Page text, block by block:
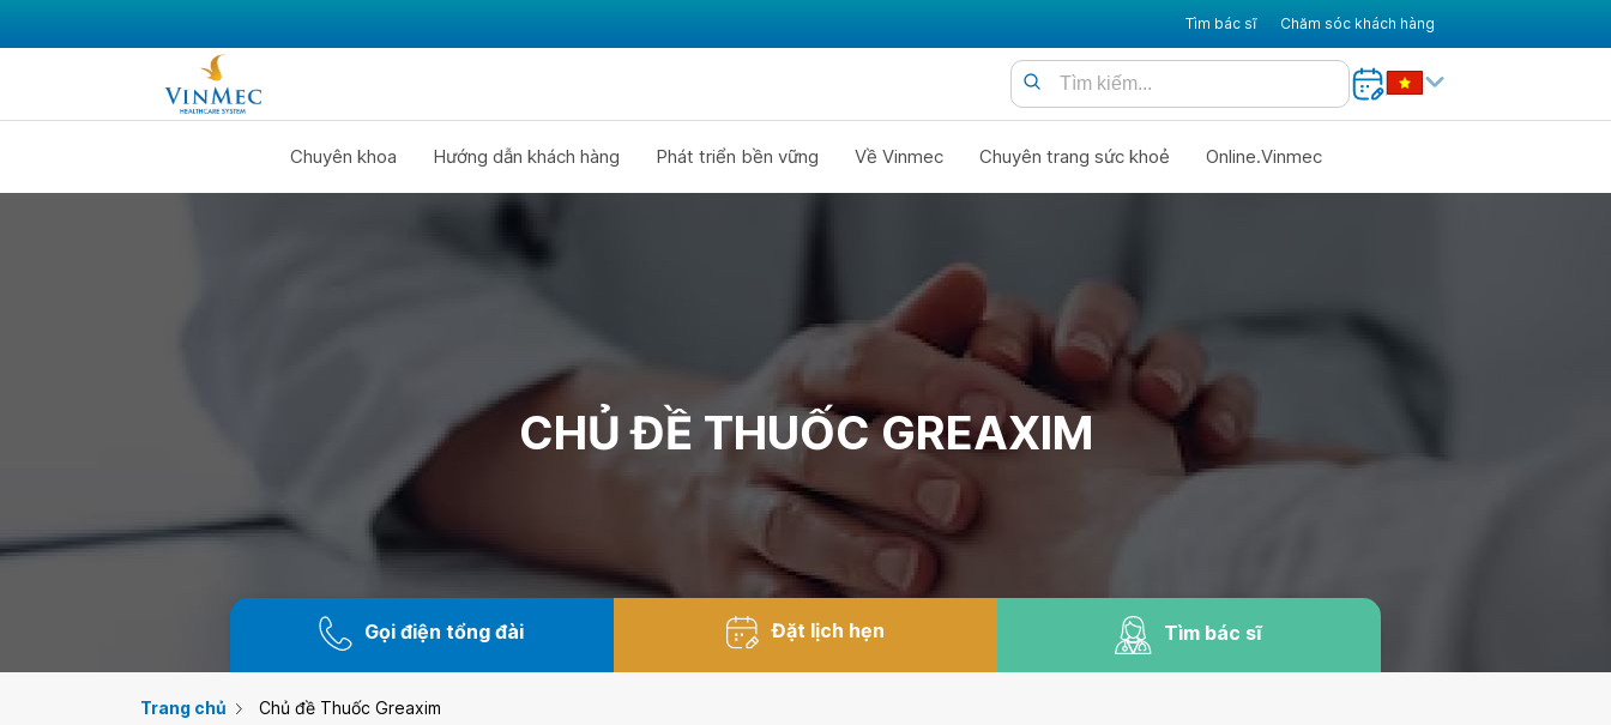
Tìm bác sĩ Chăm sóc khách hàng
Chuyên khoa Hướng dẫn khách hàng Phát triển bền vững Về Vinmec Chuyên trang sức khoẻ Online.Vinmec
CHỦ ĐỀ THUỐC GREAXIM
Gọi điện tổng đài Đặt lịch hẹn Tìm bác sĩ
Trang chủ Chủ đề Thuốc Greaxim